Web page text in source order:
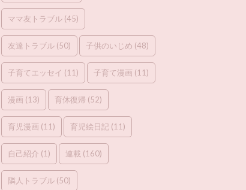
ママ友トラブル (45)
友達トラブル (50) 子供のいじめ (48)
子育てエッセイ (11) 子育て漫画 (11)
漫画 (13) 育休復帰 (52)
育児漫画 (11) 育児絵日記 (11)
自己紹介 (1) 連載 (160)
隣人トラブル (50)